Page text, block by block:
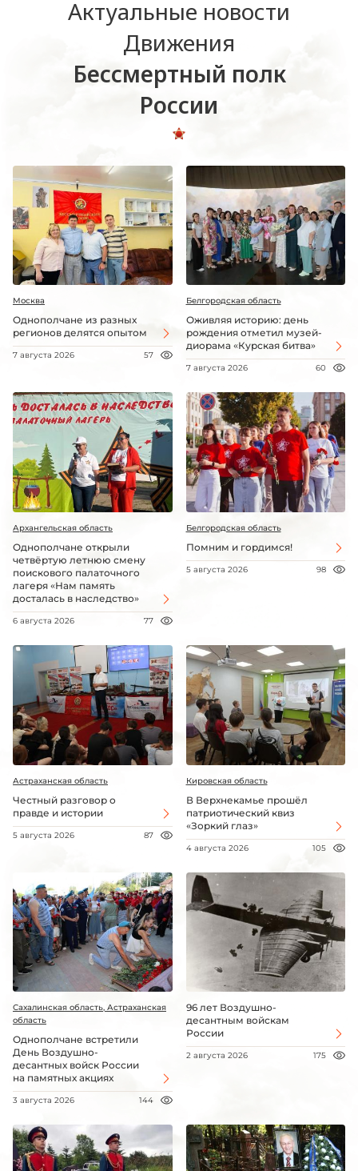
Актуальные новости
Движения
Бессмертный полк
России
Москва
Однополчане из разных
регионов делятся опытом
7 августа 2026 57
Белгородская область
Оживляя историю: день
рождения отметил музей-
диорама «Курская битва»
7 августа 2026 60
Архангельская область
Однополчане открыли
четвёртую летнюю смену
поискового палаточного
лагеря «Нам память
досталась в наследство»
6 августа 2026 77
Белгородская область
Помним и гордимся!
5 августа 2026 98
Астраханская область
Честный разговор о
правде и истории
5 августа 2026 87
Кировская область
В Верхнекамье прошёл
патриотический квиз
«Зоркий глаз»
4 августа 2026 105
Сахалинская область, Астраханская
область
Однополчане встретили
День Воздушно-
десантных войск России
на памятных акциях
3 августа 2026 144
96 лет Воздушно-
десантным войскам
России
2 августа 2026 175